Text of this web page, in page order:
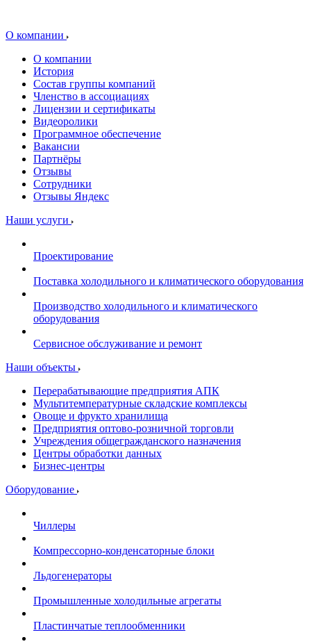
О компании
О компании
История
Состав группы компаний
Членство в ассоциациях
Лицензии и сертификаты
Видеоролики
Программное обеспечение
Вакансии
Партнёры
Отзывы
Сотрудники
Отзывы Яндекс
Наши услуги
Проектирование
Поставка холодильного и климатического оборудования
Производство холодильного и климатического
оборудования
Сервисное обслуживание и ремонт
Наши объекты
Перерабатывающие предприятия АПК
Мультитемпературные складские комплексы
Овоще и фрукто хранилища
Предприятия оптово-розничной торговли
Учреждения общегражданского назначения
Центры обработки данных
Бизнес-центры
Оборудование
Чиллеры
Компрессорно-конденсаторные блоки
Льдогенераторы
Промышленные холодильные агрегаты
Пластинчатые теплообменники